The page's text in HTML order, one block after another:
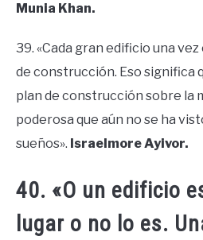
Munia Khan.
39. «Cada gran edificio una
de construcción. Eso significa
plan de construcción sobre la
poderosa que aún no se ha
sueños». Israelmore Ayivor.
40. «O un edificio
lugar o no lo es.